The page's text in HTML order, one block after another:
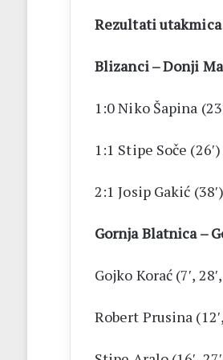
Rezultati utakmica
Blizanci – Donji
1:0 Niko Šapina
1:1 Stipe Soče (26′)
2:1 Josip Gakić (38′)
Gornja Blatnica –
Gojko Korać (7′,
Robert Prusina